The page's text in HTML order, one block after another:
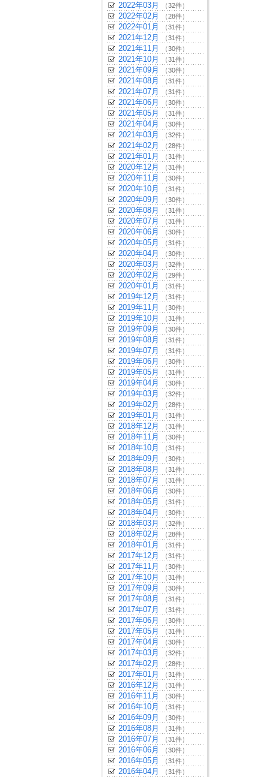
2022年03月 （32件）
2022年02月 （28件）
2022年01月 （31件）
2021年12月 （31件）
2021年11月 （30件）
2021年10月 （31件）
2021年09月 （30件）
2021年08月 （31件）
2021年07月 （31件）
2021年06月 （30件）
2021年05月 （31件）
2021年04月 （30件）
2021年03月 （32件）
2021年02月 （28件）
2021年01月 （31件）
2020年12月 （31件）
2020年11月 （30件）
2020年10月 （31件）
2020年09月 （30件）
2020年08月 （31件）
2020年07月 （31件）
2020年06月 （30件）
2020年05月 （31件）
2020年04月 （30件）
2020年03月 （32件）
2020年02月 （29件）
2020年01月 （31件）
2019年12月 （31件）
2019年11月 （30件）
2019年10月 （31件）
2019年09月 （30件）
2019年08月 （31件）
2019年07月 （31件）
2019年06月 （30件）
2019年05月 （31件）
2019年04月 （30件）
2019年03月 （32件）
2019年02月 （28件）
2019年01月 （31件）
2018年12月 （31件）
2018年11月 （30件）
2018年10月 （31件）
2018年09月 （30件）
2018年08月 （31件）
2018年07月 （31件）
2018年06月 （30件）
2018年05月 （31件）
2018年04月 （30件）
2018年03月 （32件）
2018年02月 （28件）
2018年01月 （31件）
2017年12月 （31件）
2017年11月 （30件）
2017年10月 （31件）
2017年09月 （30件）
2017年08月 （31件）
2017年07月 （31件）
2017年06月 （30件）
2017年05月 （31件）
2017年04月 （30件）
2017年03月 （32件）
2017年02月 （28件）
2017年01月 （31件）
2016年12月 （31件）
2016年11月 （30件）
2016年10月 （31件）
2016年09月 （30件）
2016年08月 （31件）
2016年07月 （31件）
2016年06月 （30件）
2016年05月 （31件）
2016年04月 （31件）